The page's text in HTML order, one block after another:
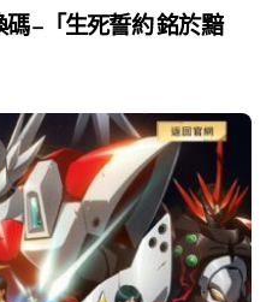
–「生死誓約 銘於黯